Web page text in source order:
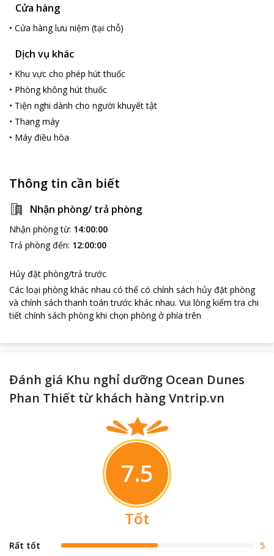
Cửa hàng
• Cửa hàng lưu niệm (tại chỗ)
Dịch vụ khác
• Khu vực cho phép hút thuốc
• Phòng không hút thuốc
• Tiện nghi dành cho người khuyết tật
• Thang máy
• Máy điều hòa
Thông tin cần biết
Nhận phòng/ trả phòng
Nhận phòng từ: 14:00:00
Trả phòng đến: 12:00:00
Hủy đặt phòng/trả trước
Các loại phòng khác nhau có thể có chính sách hủy đặt phòng
và chính sách thanh toán trước khác nhau. Vui lòng kiểm tra chi
tiết chính sách phòng khi chọn phòng ở phía trên
Đánh giá Khu nghỉ dưỡng Ocean Dunes
Phan Thiết từ khách hàng Vntrip.vn
7.5
Tốt
Rất tốt
5